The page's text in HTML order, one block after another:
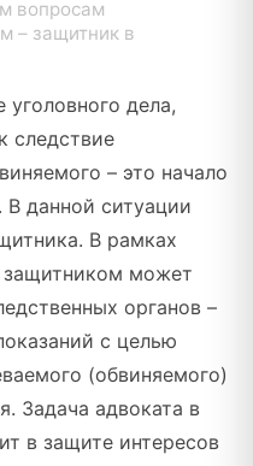
вопросам
– защитник в
дела,
следствие
– это начало
В данной ситуации
В рамках
защитником может
органов –
с целью
(обвиняемого)
Задача адвоката в
в защите интересов